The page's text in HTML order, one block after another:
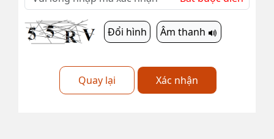
Đổi hình Âm thanh
Quay lại Xác nhận